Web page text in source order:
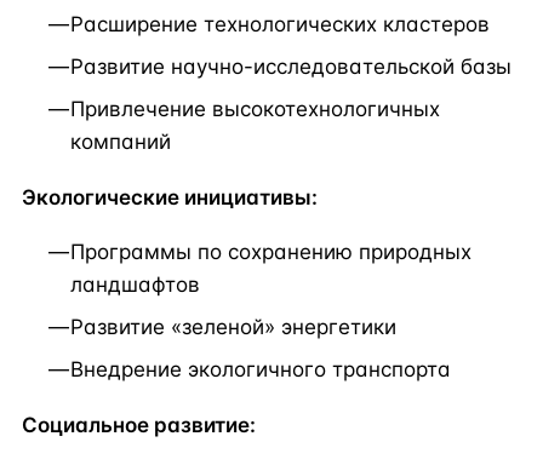
Расширение технологических кластеров
Развитие научно-исследовательской базы
Привлечение высокотехнологичных
компаний
Экологические инициативы:
Программы по сохранению природных
ландшафтов
Развитие «зеленой» энергетики
Внедрение экологичного транспорта
Социальное развитие: